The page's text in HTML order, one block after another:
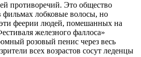
противоречий. Это общество
фильмах лобковые волосы, но
феерии людей, помешанных на
железного фаллоса»
розовый пенис через весь
всех возрастов сосут леденцы